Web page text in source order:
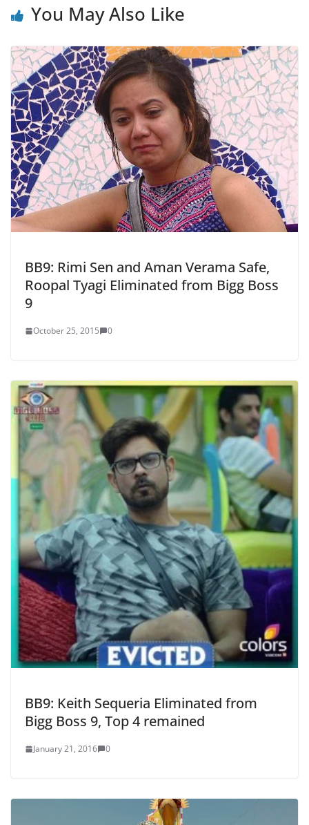
You May Also Like
BB9: Rimi Sen and Aman Verama Safe,
Roopal Tyagi Eliminated from Bigg Boss
9
October 25, 2015 0
BB9: Keith Sequeria Eliminated from
Bigg Boss 9, Top 4 remained
January 21, 2016 0